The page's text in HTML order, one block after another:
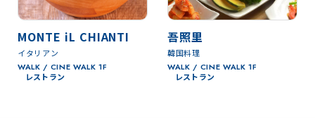
MONTE iL CHIANTI
イタリアン
WALK / CINE WALK 1F
レストラン
吾照里
韓国料理
WALK / CINE WALK 1F
レストラン